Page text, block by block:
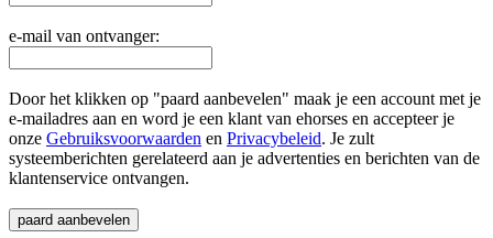
e-mail van ontvanger:
Door het klikken op "paard aanbevelen" maak je een account met je
e-mailadres aan en word je een klant van ehorses en accepteer je
onze Gebruiksvoorwaarden en Privacybeleid. Je zult
systeemberichten gerelateerd aan je advertenties en berichten van de
klantenservice ontvangen.